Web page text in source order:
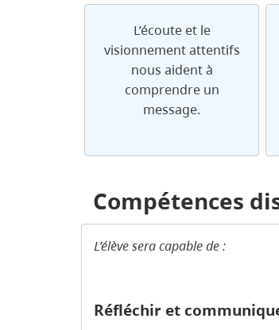
L’écoute et le
visionnement attentifs
nous aident à
comprendre un
message.
Compétences
L’élève sera capable de :
Réfléchir et